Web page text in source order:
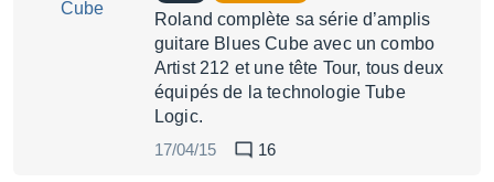
Roland complète sa série d’amplis
guitare Blues Cube avec un combo
Artist 212 et une tête Tour, tous deux
équipés de la technologie Tube
Logic.
17/04/15
16